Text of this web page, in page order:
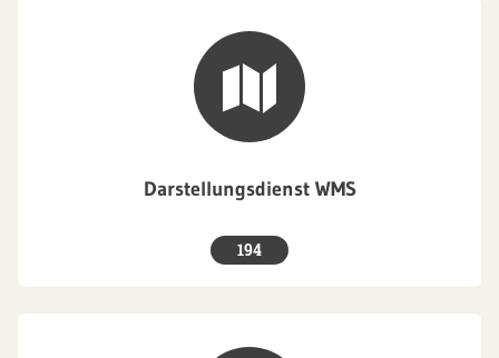
Darstellungsdienst WMS
194